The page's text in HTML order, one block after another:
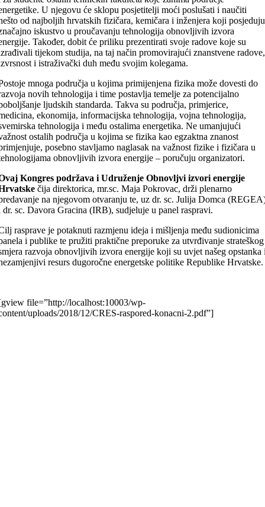
U njegovu će sklopu posjetitelji moći poslušati i naučiti
od najboljih hrvatskih fizičara, kemičara i inženjera koji posjeduju
iskustvo u proučavanju tehnologija obnovljivih izvora
Također, dobit će priliku prezentirati svoje radove koje su
tijekom studija, na taj način promovirajući znanstvene radove,
i istraživački duh među svojim kolegama.
mnoga područja u kojima primijenjena fizika može dovesti do
novih tehnologija i time postavlja temelje za potencijalno
ljudskih standarda. Takva su područja, primjerice,
ekonomija, informacijska tehnologija, vojna tehnologija,
tehnologija i među ostalima energetika. Ne umanjujući
ostalih područja u kojima se fizika kao egzaktna znanost
posebno stavljamo naglasak na važnost fizike i fizičara u
obnovljivih izvora energije – poručuju organizatori.
Kongres podržava i Udruženje Obnovljvi izvori energije
čija direktorica, mr.sc. Maja Pokrovac, drži plenarno
na njegovom otvaranju te, uz dr. sc. Julija Domca
dr. sc. Davora Gracina (IRB), sudjeluje u panel raspravi.
rasprave je potaknuti razmjenu ideja i mišljenja među sudionicima
i publike te pružiti praktične preporuke za utvrđivanje strateškog
razvoja obnovljivih izvora energije koji su uvjet našeg opstanka
resurs dugoročne energetske politike Republike Hrvatske.
file=”http://localhost:10003/wp-
uploads/2018/12/CRES-raspored-konacni-2.pdf”]